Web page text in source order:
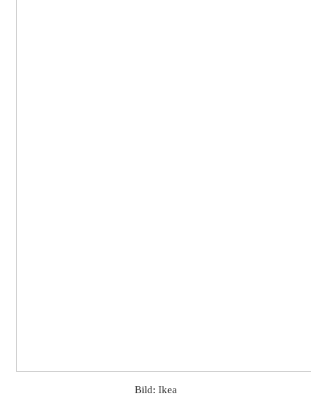
Bild: Ikea